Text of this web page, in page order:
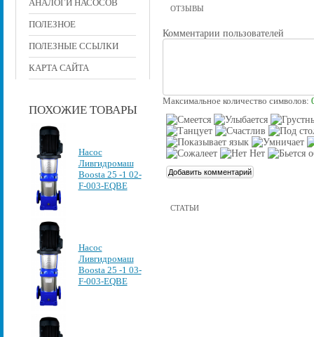
АНАЛОГИ НАСОСОВ
ПОЛЕЗНОЕ
ПОЛЕЗНЫЕ ССЫЛКИ
КАРТА САЙТА
ПОХОЖИЕ ТОВАРЫ
Насос
Ливгидромаш
Boosta 25 -1 02-
F-003-EQBE
Насос
Ливгидромаш
Boosta 25 -1 03-
F-003-EQBE
ОТЗЫВЫ
Комментарии пользователей
Максимальное количество символов:
СТАТЬИ